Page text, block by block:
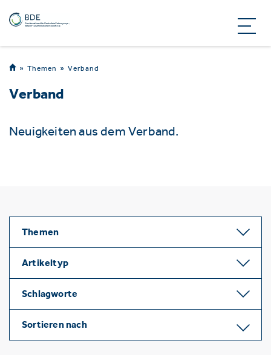
Themen Verband
Verband
Neuigkeiten aus dem Verband.
Themen
Artikeltyp
Schlagworte
Sortieren nach